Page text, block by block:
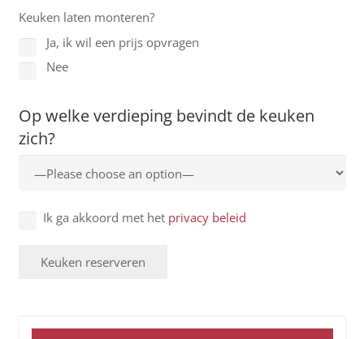
Keuken laten monteren?
Ja, ik wil een prijs opvragen
Nee
Op welke verdieping bevindt de keuken
zich?
Ik ga akkoord met het privacy beleid